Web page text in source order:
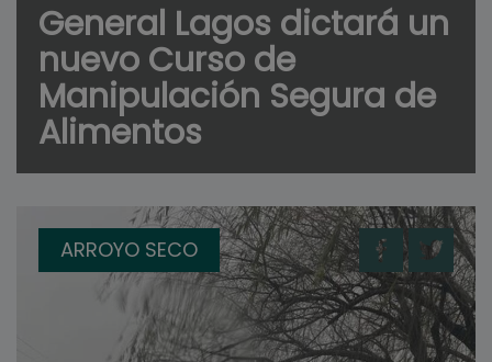
General Lagos dictará un
nuevo Curso de
Manipulación Segura de
Alimentos
ARROYO SECO